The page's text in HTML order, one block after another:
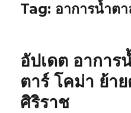
Tag: อาการน้ำต
อัปเดต อาการ
ตาร์ โคม่า ย้า
ศิริราช